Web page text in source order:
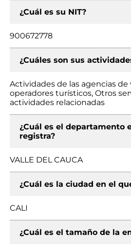
¿Cuál es su NIT?
900672778
¿Cuáles son sus
Actividades de las agencias de
operadores turísticos, Otros
actividades relacionadas
¿Cuál es el departamento
registra?
VALLE DEL CAUCA
¿Cuál es la ciudad en el
CALI
¿Cuál es el tamaño de la